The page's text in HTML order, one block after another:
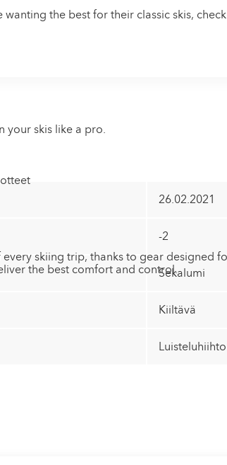
wanting the best for their classic skis,
your skis like a pro.
every skiing trip, thanks to gear designed
the best comfort and control.
26.02.2021
-2
Sekalumi
Kiiltävä
Luisteluhiihto